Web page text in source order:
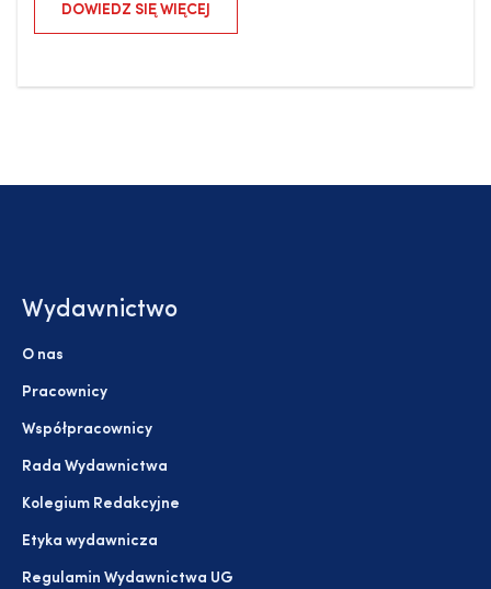
DOWIEDZ SIĘ WIĘCEJ
Wydawnictwo
O nas
Pracownicy
Współpracownicy
Rada Wydawnictwa
Kolegium Redakcyjne
Etyka wydawnicza
Regulamin Wydawnictwa UG